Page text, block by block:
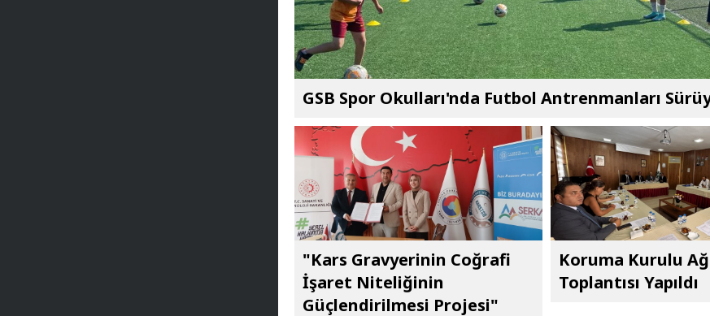
GSB Spor Okulları'nda Futbol Antrenmanları
"Kars Gravyerinin Coğrafi
İşaret Niteliğinin
Güçlendirilmesi Projesi"
Koruma Kurulu
Toplantısı Yapıldı